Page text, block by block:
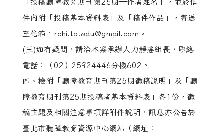
「投稿聽障教育期刊第25期—作者姓名」，並於信
件內附「投稿基本資料表」及「稿件作品」，寄送
至信箱：rchi.tp.edu@gmail.com。
(三)如有疑問，請洽本案承辦人力靜搖組長，聯絡
電話：（02）25924446分機602。
四、檢附「聽障教育期刊第25期徵稿說明」及「聽
障教育期刊第25期投稿者基本資料表」各1份，徵
稿主題及相關注意事項詳附件說明，訊息亦公告於
臺北市聽障教育資源中心網站（網址：